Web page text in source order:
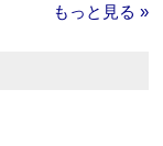
もっと見る »